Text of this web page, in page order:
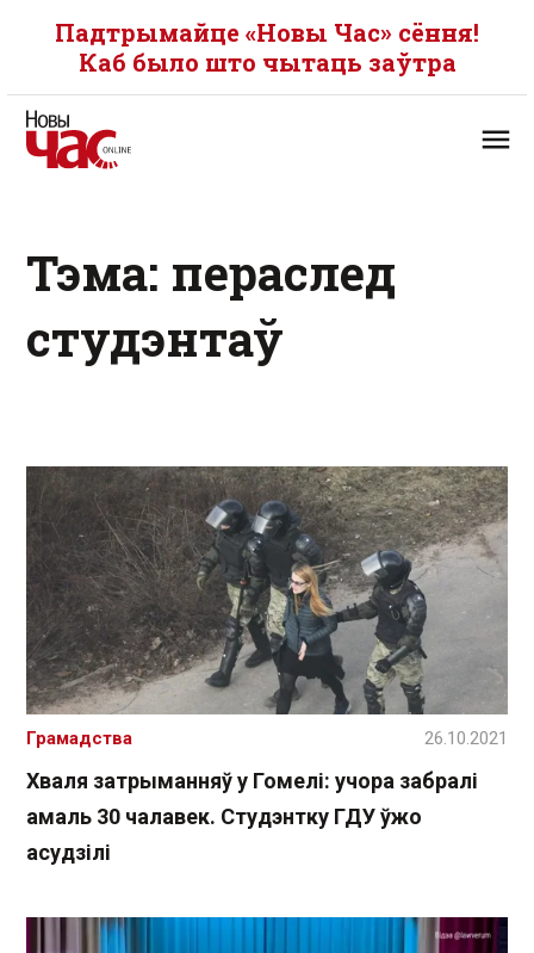
Падтрымайце «Новы Час» сёння!
Каб было што чытаць заўтра
Тэма: пераслед
студэнтаў
Хваля затрыманняў у Гомелі: учора забралі
амаль 30 чалавек. Студэнтку ГДУ ўжо
асудзілі
Грамадства 26.10.2021